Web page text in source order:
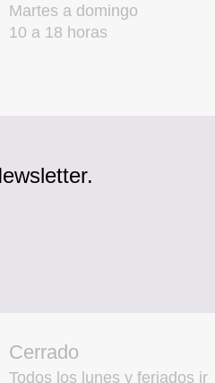
Martes a domingo
10 a 18 horas
Cerrado
Todos los lunes y feriados ir